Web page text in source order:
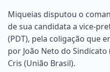
Miqueias disputou o
de sua candidata a vice-
(PDT), pela coligação que
por João Neto do
Cris (União Brasil).